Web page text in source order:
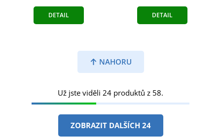
DETAIL DETAIL
NAHORU
Už jste viděli 24 produktů z 58.
ZOBRAZIT DALŠÍCH 24